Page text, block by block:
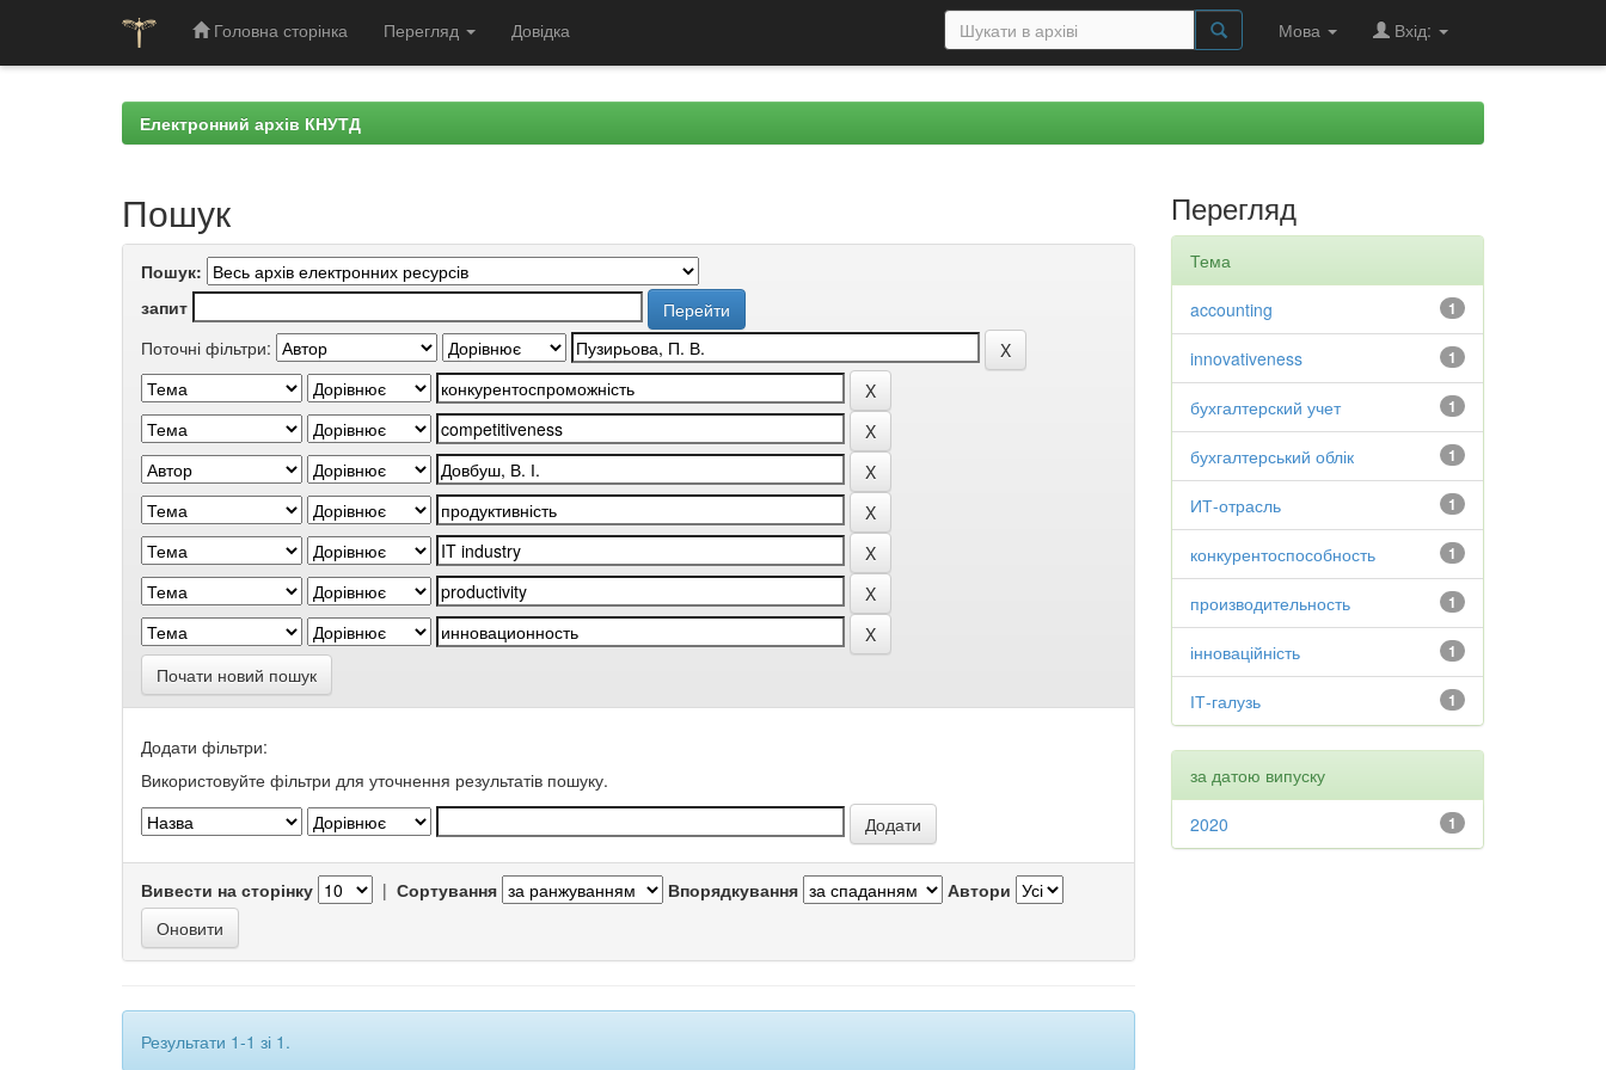
Головна сторінка Перегляд Довідка Мова Вхід:
Електронний архів КНУТД
Пошук
Пошук:
запит
Поточні фільтри:
Почати новий пошук
Додати фільтри:
Використовуйте фільтри для уточнення результатів пошуку.
Вивести на сторінку | Сортування Впорядкування Автори
Результати 1-1 зі 1.
Перегляд
Тема
1
accounting
1
innovativeness
1
бухгалтерский учет
1
бухгалтерський облік
1
ИТ-отрасль
1
конкурентоспособность
1
производительность
1
інноваційність
1
ІТ-галузь
за датою випуску
1
2020